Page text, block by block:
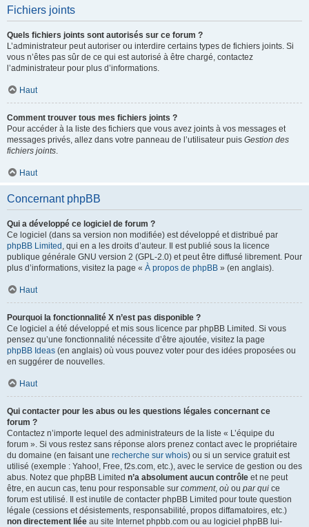
Fichiers joints
Quels fichiers joints sont autorisés sur ce forum ?
L’administrateur peut autoriser ou interdire certains types de fichiers joints. Si
vous n’êtes pas sûr de ce qui est autorisé à être chargé, contactez
l’administrateur pour plus d’informations.
Haut
Comment trouver tous mes fichiers joints ?
Pour accéder à la liste des fichiers que vous avez joints à vos messages et
messages privés, allez dans votre panneau de l’utilisateur puis Gestion des
fichiers joints.
Haut
Concernant phpBB
Qui a développé ce logiciel de forum ?
Ce logiciel (dans sa version non modifiée) est développé et distribué par
phpBB Limited , qui en a les droits d’auteur. Il est publié sous la licence
publique générale GNU version 2 (GPL-2.0) et peut être diffusé librement. Pour
plus d’informations, visitez la page « À propos de phpBB » (en anglais).
Haut
Pourquoi la fonctionnalité X n’est pas disponible ?
Ce logiciel a été développé et mis sous licence par phpBB Limited. Si vous
pensez qu’une fonctionnalité nécessite d’être ajoutée, visitez la page
phpBB Ideas (en anglais) où vous pouvez voter pour des idées proposées ou
en suggérer de nouvelles.
Haut
Qui contacter pour les abus ou les questions légales concernant ce
forum ?
Contactez n’importe lequel des administrateurs de la liste « L’équipe du
forum ». Si vous restez sans réponse alors prenez contact avec le propriétaire
du domaine (en faisant une recherche sur whois) ou si un service gratuit est
utilisé (exemple : Yahoo!, Free, f2s.com, etc.), avec le service de gestion ou des
abus. Notez que phpBB Limited n’a absolument aucun contrôle et ne peut
être, en aucun cas, tenu pour responsable sur comment, où ou par qui ce
forum est utilisé. Il est inutile de contacter phpBB Limited pour toute question
légale (cessions et désistements, responsabilité, propos diffamatoires, etc.)
non directement liée au site Internet phpbb.com ou au logiciel phpBB lui-